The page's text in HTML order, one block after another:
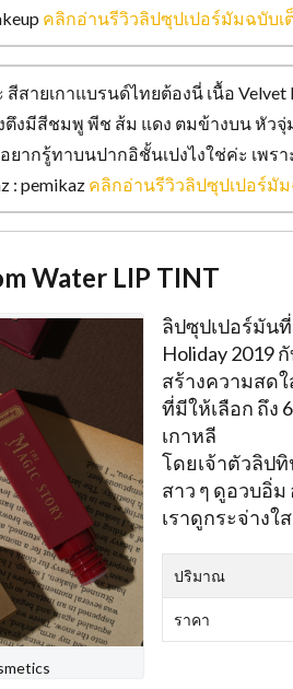
คลิกอ่านรีวิวลิปซุปเปอร์มัมฉบับเ
สีสายเกาแบรนด์ไทยต้องนี่ เนื้อ Velvet
ตึงมีสีชมพู พีช ส้ม แดง ตมข้างบน หัวจุ่
ากรู้ทาบนปากอิชั้นเปงไงใช่ค่ะ เพร
: pemikaz คลิกอ่านรีวิวลิปซุปเปอร์มั
Water LIP TINT
ลิปซุปเปอร์มัน
Holiday 2019
สร้างความสด
ที่มีให้เลือก ถึง
เกาหลี
โดยเจ้าตัวลิป
สาว ๆ ดูอวบอิ่
เราดูกระจ่างใ
ปริมาณ
ราคา